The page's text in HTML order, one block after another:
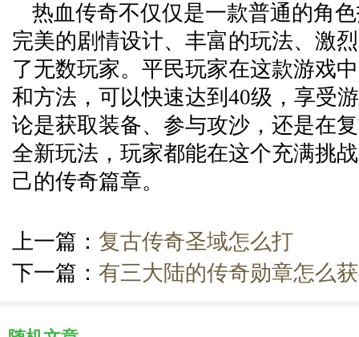
热血传奇不仅仅是一款普通的角
完美的剧情设计、丰富的玩法、激
了无数玩家。平民玩家在这款游戏
和方法，可以快速达到40级，享受
论是获取装备、参与攻沙，还是在
全新玩法，玩家都能在这个充满挑
己的传奇篇章。
上一篇： 复古传奇圣域怎么打
下一篇： 有三大陆的传奇勋章怎么